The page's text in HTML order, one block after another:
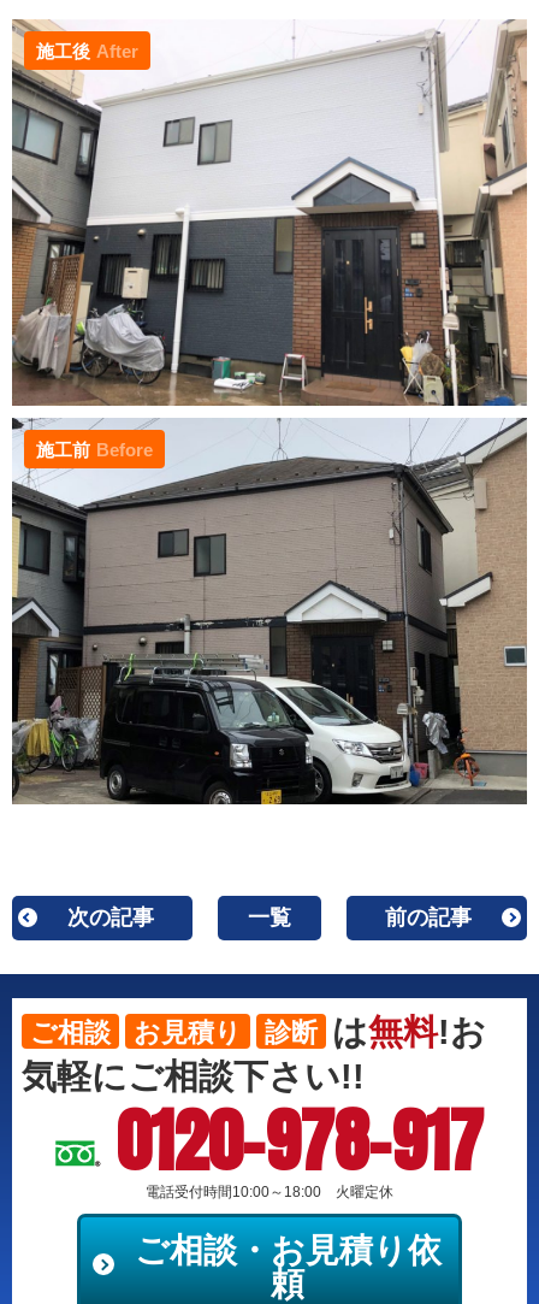
施工後 After
施工前 Before
次の記事 一覧 前の記事
ご相談 お見積り 診断 は無料!お
気軽にご相談下さい!!
0120-978-917
電話受付時間10:00～18:00 火曜定休
ご相談・お見積り依
頼